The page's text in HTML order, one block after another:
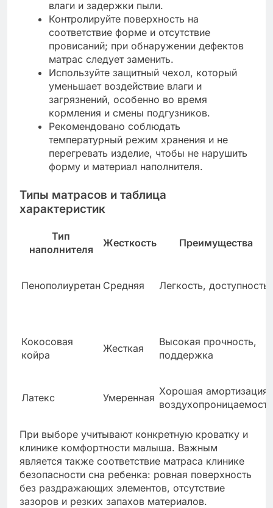
влаги и задержки пыли.
Контролируйте поверхность на
соответствие форме и отсутствие
провисаний; при обнаружении дефектов
матрас следует заменить.
Используйте защитный чехол, который
уменьшает воздействие влаги и
загрязнений, особенно во время
кормления и смены подгузников.
Рекомендовано соблюдать
температурный режим хранения и не
перегревать изделие, чтобы не нарушить
форму и материал наполнителя.
Типы матрасов и таблица
характеристик
Тип
наполнителя
Жесткость Преимущества
Пенополиуретан Средняя Легкость, доступность
Кокосовая
койра
Жесткая
Высокая прочность,
поддержка
Латекс Умеренная
Хорошая амортизация,
воздухопроницаемость
При выборе учитывают конкретную кроватку и
клинике комфортности малыша. Важным
является также соответствие матраса клинике
безопасности сна ребенка: ровная поверхность
без раздражающих элементов, отсутствие
зазоров и резких запахов материалов.